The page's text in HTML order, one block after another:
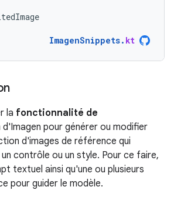
ImagenSnippets. kt
la fonctionnalité de
d'Imagen pour générer ou modifier
d'images de référence qui
contrôle ou un style. Pour ce faire,
textuel ainsi qu'une ou plusieurs
pour guider le modèle.